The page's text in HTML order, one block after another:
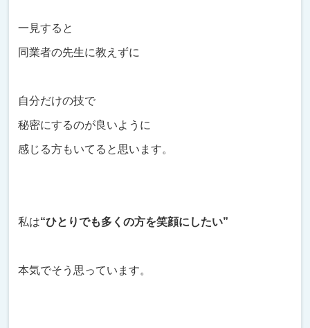
一見すると
同業者の先生に教えずに
自分だけの技で
秘密にするのが良いように
感じる方もいてると思います。
私は“ひとりでも多くの方を笑顔にしたい”
本気でそう思っています。